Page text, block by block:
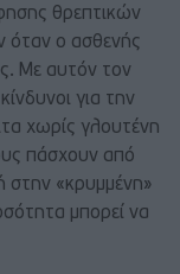
θρεπτικών
όταν ο ασθενής
Με αυτόν τον
για την
χωρίς γλουτένη
πάσχουν από
στην «κρυμμένη»
μπορεί να